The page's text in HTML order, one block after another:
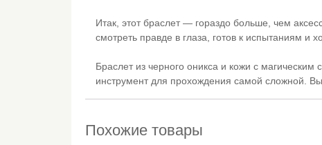
Итак, этот браслет — гораздо больше, чем
смотреть правде в глаза, готов к испытаниям и
Браслет из черного оникса и кожи с
инструмент для прохождения самой сложной.
Похожие товары